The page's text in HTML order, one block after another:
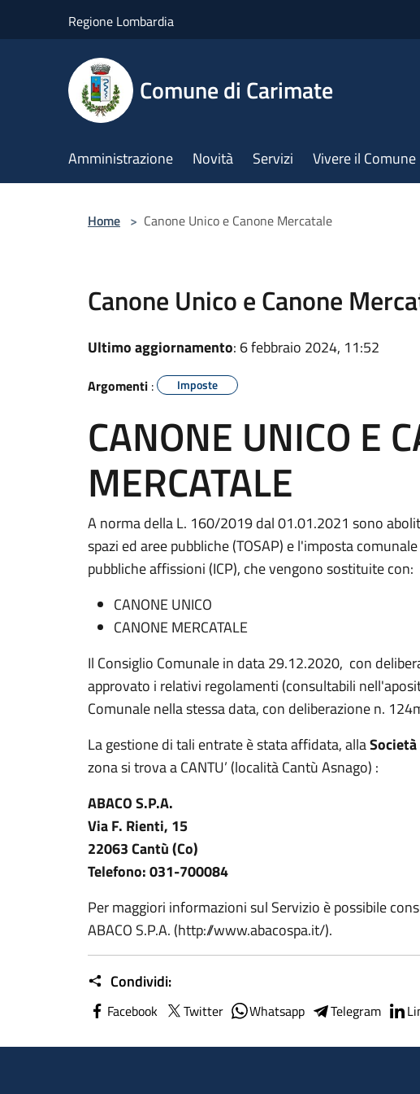
Regione Lombardia
Comune di Carimate
Amministrazione Novità Servizi Vivere il Comune
Home > Canone Unico e Canone Mercatale
Canone Unico e Canone
Ultimo aggiornamento: 6 febbraio 2024, 11:52
Argomenti : Imposte
CANONE UNICO E
MERCATALE
A norma della L. 160/2019 dal 01.01.2021 sono
spazi ed aree pubbliche (TOSAP) e l'imposta
pubbliche affissioni (ICP), che vengono sostituite con:
CANONE UNICO
CANONE MERCATALE
Il Consiglio Comunale in data 29.12.2020, con
approvato i relativi regolamenti (consultabili
Comunale nella stessa data, con deliberazione n.
La gestione di tali entrate è stata affidata, allaSocietà
zona si trova a CANTU’ (località Cantù Asnago) :
ABACO S.P.A.
Via F. Rienti, 15
22063 Cantù (Co)
Telefono: 031-700084
Per maggiori informazioni sul Servizio è possibile
ABACO S.P.A. (http://www.abacospa.it/).
Condividi:
Facebook Twitter Whatsapp Telegram